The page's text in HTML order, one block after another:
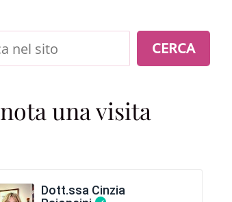
CERCA
una visita